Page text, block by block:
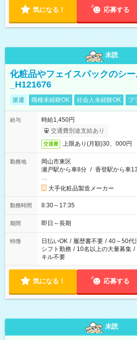
気になる！ 応募する
未読
化粧品やフェイスパックのシ
_H121676
派遣 職種未経験OK 社会人未経験OK ブ
給与
時給1,450円
交通費別途支給あり
交通費 上限あり(月額)30、000円
勤務地
岡山市東区
瀬戸駅から車8分 / 香登駅から車
…
大手化粧品製造メーカー
勤務時間 8:30～17:35
期間 即日～長期
特徴 日払いOK / 履歴書不要 / 40～50代
シフト勤務 / 10名以上の大量募集 /
キル不要
気になる！ 応募する
未読